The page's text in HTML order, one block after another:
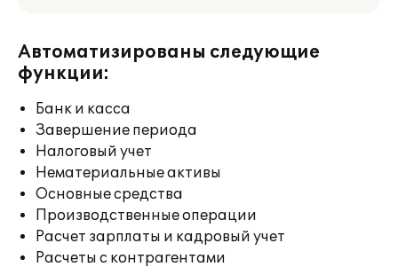
Автоматизированы следующие
функции:
Банк и касса
Завершение периода
Налоговый учет
Нематериальные активы
Основные средства
Производственные операции
Расчет зарплаты и кадровый учет
Расчеты с контрагентами